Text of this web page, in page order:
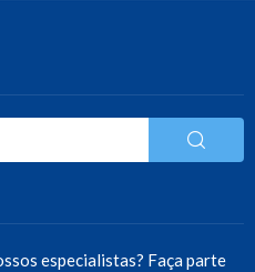
especialistas? Faça parte